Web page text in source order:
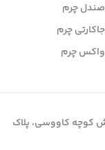
صندل چرم
جاکارتی چرم
واکس چرم
کوچه کاووسی، پلاک